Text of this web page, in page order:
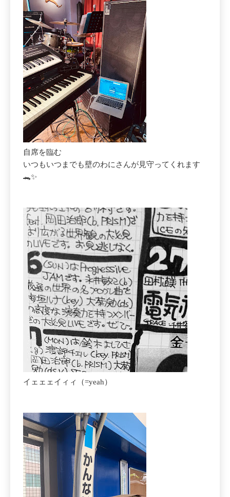
自席を臨む
いつもいつまでも壁のわにさんが見守ってくれます
🐊✨
イェェェイィィ（=yeah）